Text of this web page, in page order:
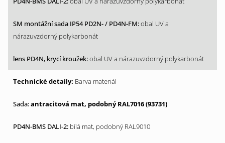
obal UV a
nárazuvzdorný polykarbonát
obal UV a nárazuvzdorný polykarbonát
Barva materiál
antracitová mat, podobný RAL7016 (93731)
bílá mat, podobný RAL9010